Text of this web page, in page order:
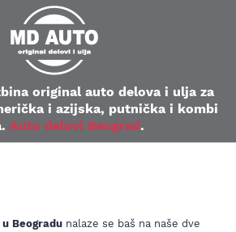
original auto delova i ulja za
i azijska, putnička i kombi
Auto delovi Beograd.
Beogradu nalaze se baš na naše dve